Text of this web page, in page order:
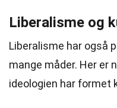
Liberalisme og
Liberalisme har også
mange måder. Her er
ideologien har formet